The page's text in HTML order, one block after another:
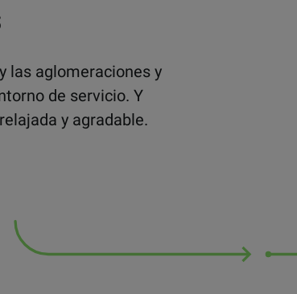
las aglomeraciones y
de servicio. Y
y agradable.